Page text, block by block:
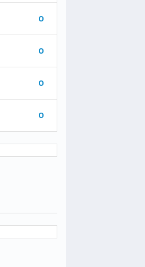
0
0
0
0